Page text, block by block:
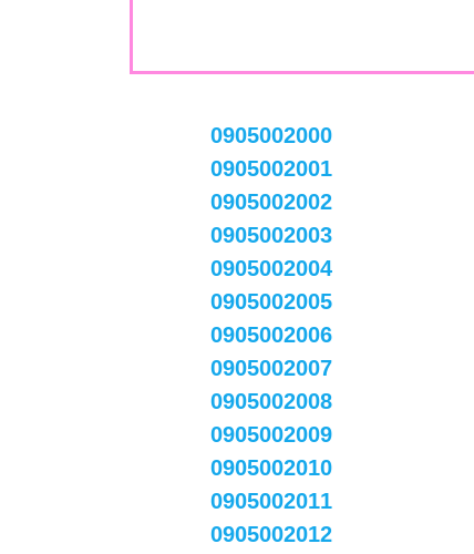
0905002000
0905002001
0905002002
0905002003
0905002004
0905002005
0905002006
0905002007
0905002008
0905002009
0905002010
0905002011
0905002012